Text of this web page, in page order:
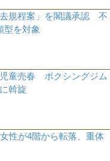
規程案」を閣議承認 不
型を対象
童売春 ボクシングジム
斡旋
性が4階から転落、重体